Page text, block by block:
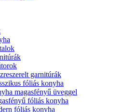
garnitúrák
fóliás konyha
magasfényű üveggel
fóliás konyha
fóliás konyha